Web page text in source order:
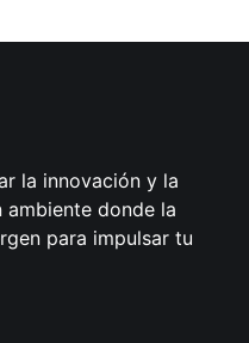
la innovación y la
ambiente donde la
para impulsar tu